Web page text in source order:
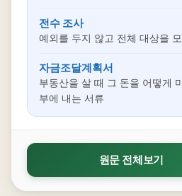
전수 조사
예외를 두지 않고 전체 대상을
자금조달계획서
부동산을 살 때 그 돈을 어떻게
부에 내는 서류
원문 전체보기